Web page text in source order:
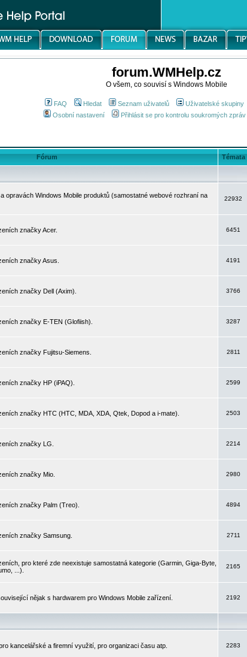
forum.WMHelp.cz
O všem, co souvisí s Windows Mobile
FAQ Hledat Seznam uživatelů Uživatelské skupiny
Osobní nastavení
Přihlásit se pro kontrolu soukromých zpráv
Fórum Témata
opravách Windows Mobile produktů (samostatné webové rozhraní na
22932
značky Acer.
6451
značky Asus.
4191
značky Dell (Axim).
3766
značky E-TEN (Glofiish).
3287
značky Fujitsu-Siemens.
2811
značky HP (iPAQ).
2599
značky HTC (HTC, MDA, XDA, Qtek, Dopod a i-mate).
2503
značky LG.
2214
značky Mio.
2980
značky Palm (Treo).
4894
značky Samsung.
2711
pro které zde neexistuje samostatná kategorie (Garmin, Giga-Byte,
...).
2165
nějak s hardwarem pro Windows Mobile zařízení.
2192
kancelářské a firemní využití, pro organizaci času atp.
2283